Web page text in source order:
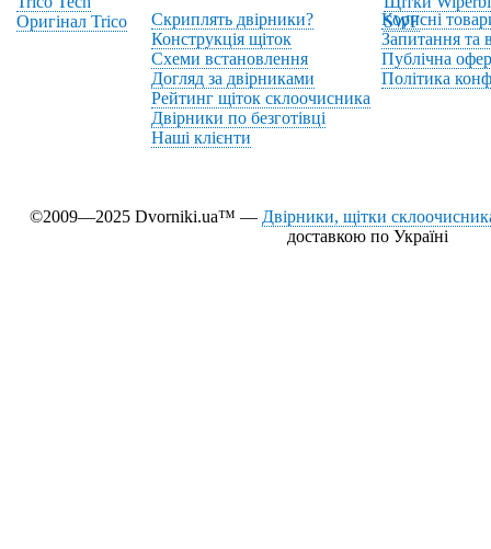
Оригінал Trico
SWF
Скриплять двірники?
Конструкція щіток
Схеми встановлення
Догляд за двірниками
Рейтинг щіток склоочисника
Двірники по безготівці
Наші клієнти
Корисні
Запитання та
Публічна
Політика
©2009—2025 Dvorniki.ua™ — Двірники, щітки
доставкою по Україні